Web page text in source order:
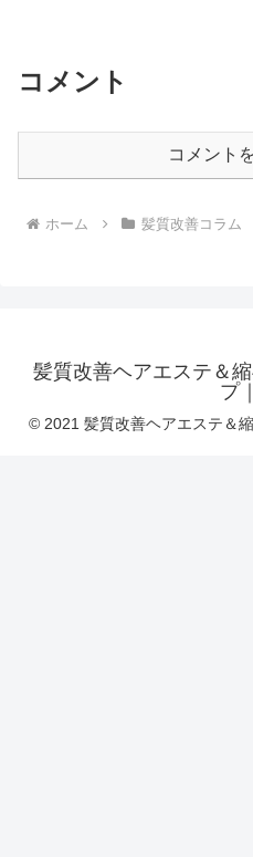
コメント
コメント
ホーム 髪質改善コラム
髪質改善ヘアエステ＆
プ｜
© 2021 髪質改善ヘアエステ＆